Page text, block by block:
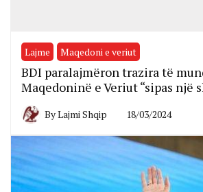
Lajme Maqedoni e veriut
BDI paralajmëron trazira të
Maqedoninë e Veriut “sipas një
ByLajmi Shqip 18/03/2024